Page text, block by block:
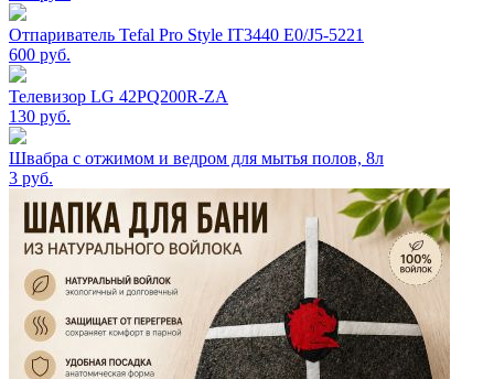
Отпариватель Tefal Pro Style IT3440 E0/J5-5221
600 руб.
Телевизор LG 42PQ200R-ZA
130 руб.
Швабра с отжимом и ведром для мытья полов, 8л
3 руб.